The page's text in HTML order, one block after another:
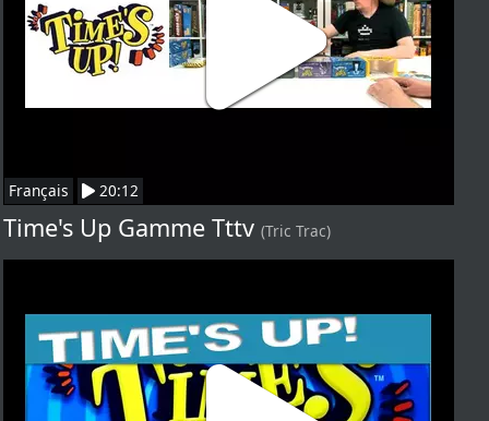
Français 20:12
Time's Up Gamme Tttv (Tric Trac)